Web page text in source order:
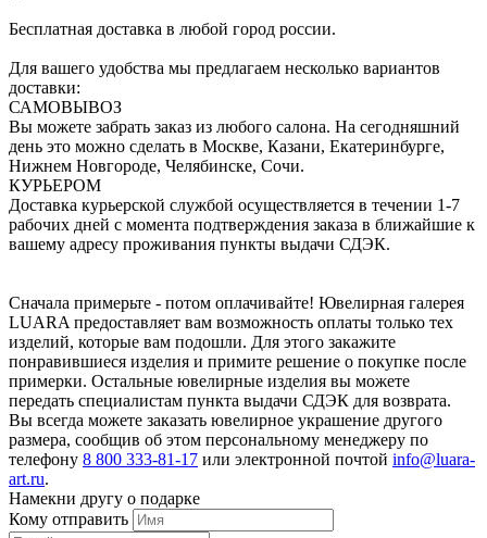
Бесплатная доставка в любой город россии.
Для вашего удобства мы предлагаем несколько вариантов
доставки:
САМОВЫВОЗ
Вы можете забрать заказ из любого салона. На сегодняшний
день это можно сделать в Москве, Казани, Екатеринбурге,
Нижнем Новгороде, Челябинске, Сочи.
КУРЬЕРОМ
Доставка курьерской службой осуществляется в течении 1-7
рабочих дней с момента подтверждения заказа в ближайшие к
вашему адресу проживания пункты выдачи СДЭК.
Сначала примерьте - потом оплачивайте! Ювелирная галерея
LUARA предоставляет вам возможность оплаты только тех
изделий, которые вам подошли. Для этого закажите
понравившиеся изделия и примите решение о покупке после
примерки. Остальные ювелирные изделия вы можете
передать специалистам пункта выдачи СДЭК для возврата.
Вы всегда можете заказать ювелирное украшение другого
размера, сообщив об этом персональному менеджеру по
телефону 8 800 333-81-17 или электронной почтой info@luara-
art.ru.
Намекни другу о подарке
Кому отправить